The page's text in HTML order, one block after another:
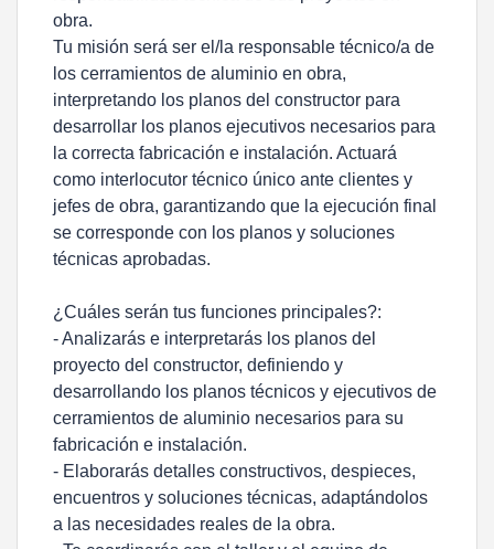
obra.
Tu misión será ser el/la responsable técnico/a de
los cerramientos de aluminio en obra,
interpretando los planos del constructor para
desarrollar los planos ejecutivos necesarios para
la correcta fabricación e instalación. Actuará
como interlocutor técnico único ante clientes y
jefes de obra, garantizando que la ejecución final
se corresponde con los planos y soluciones
técnicas aprobadas.
¿Cuáles serán tus funciones principales?:
- Analizarás e interpretarás los planos del
proyecto del constructor, definiendo y
desarrollando los planos técnicos y ejecutivos de
cerramientos de aluminio necesarios para su
fabricación e instalación.
- Elaborarás detalles constructivos, despieces,
encuentros y soluciones técnicas, adaptándolos
a las necesidades reales de la obra.